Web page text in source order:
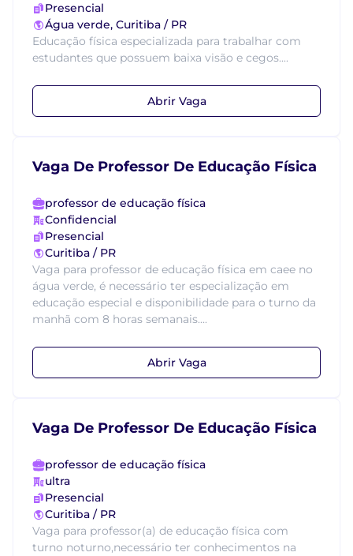
Presencial
Água verde, Curitiba / PR
Educação física especializada para trabalhar com
estudantes que possuem baixa visão e cegos....
Abrir Vaga
Vaga De Professor De Educação Física
professor de educação física
Confidencial
Presencial
Curitiba / PR
Vaga para professor de educação física em caee no
água verde, é necessário ter especialização em
educação especial e disponibilidade para o turno da
manhã com 8 horas semanais....
Abrir Vaga
Vaga De Professor De Educação Física
professor de educação física
ultra
Presencial
Curitiba / PR
Vaga para professor(a) de educação física com
turno noturno,necessário ter conhecimentos na